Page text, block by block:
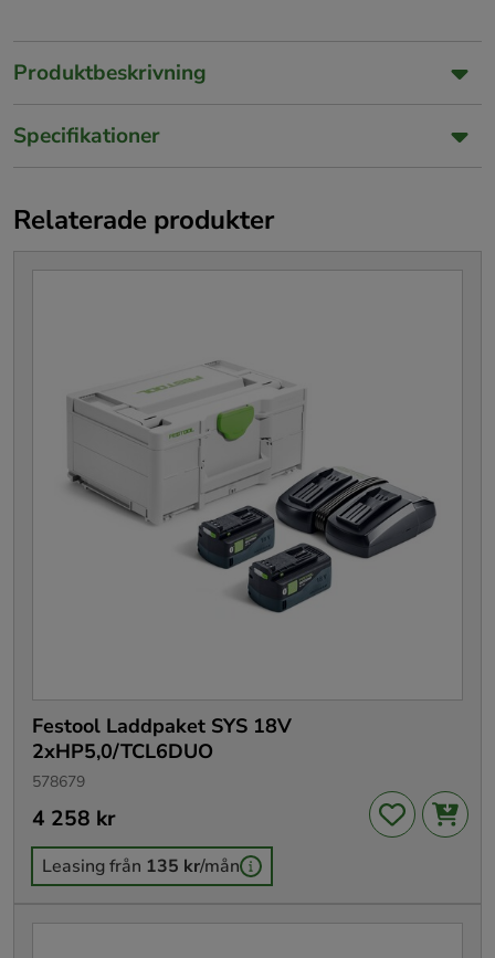
Produktbeskrivning
Specifikationer
Relaterade produkter
Festool Laddpaket SYS 18V
2xHP5,0/TCL6DUO
578679
Pris:4 258 kr
4 258 kr
Leasing från 135 kr/mån